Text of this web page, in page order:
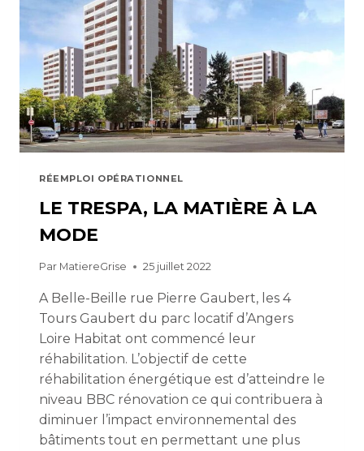
RÉEMPLOI OPÉRATIONNEL
LE TRESPA, LA MATIÈRE À LA
MODE
Par MatiereGrise 25 juillet 2022
A Belle-Beille rue Pierre Gaubert, les 4
Tours Gaubert du parc locatif d’Angers
Loire Habitat ont commencé leur
réhabilitation. L’objectif de cette
réhabilitation énergétique est d’atteindre le
niveau BBC rénovation ce qui contribuera à
diminuer l’impact environnemental des
bâtiments tout en permettant une plus